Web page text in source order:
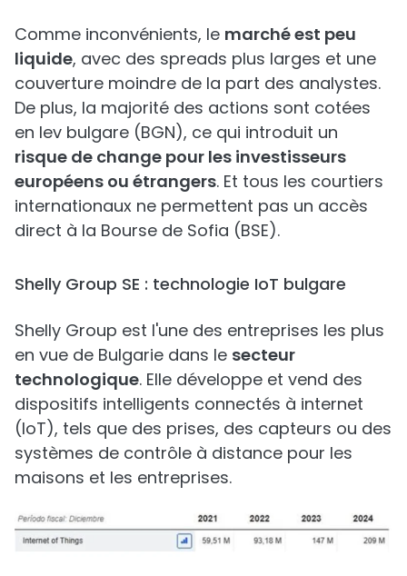
Comme inconvénients, le marché est peu
liquide, avec des spreads plus larges et une
couverture moindre de la part des analystes.
De plus, la majorité des actions sont cotées
en lev bulgare (BGN), ce qui introduit un
risque de change pour les investisseurs
européens ou étrangers. Et tous les courtiers
internationaux ne permettent pas un accès
direct à la Bourse de Sofia (BSE).
Shelly Group SE : technologie IoT bulgare
Shelly Group est l'une des entreprises les plus
en vue de Bulgarie dans le secteur
technologique. Elle développe et vend des
dispositifs intelligents connectés à internet
(IoT), tels que des prises, des capteurs ou des
systèmes de contrôle à distance pour les
maisons et les entreprises.